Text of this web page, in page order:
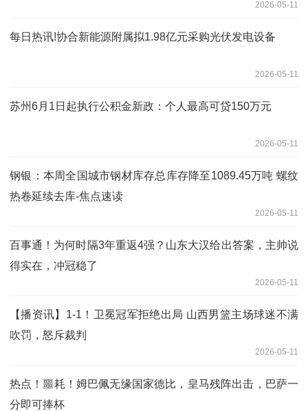
2026-05-11
每日热讯!协合新能源附属拟1.98亿元采购光伏发电设备
2026-05-11
苏州6月1日起执行公积金新政：个人最高可贷150万元
2026-05-11
钢银：本周全国城市钢材库存总库存降至1089.45万吨 螺纹
热卷延续去库-焦点速读
2026-05-11
百事通！为何时隔3年重返4强？山东大汉给出答案，主帅说
得实在，冲冠稳了
2026-05-11
【播资讯】1-1！卫冕冠军拒绝出局 山西男篮主场球迷不满
吹罚，怒斥裁判
2026-05-11
热点！噩耗！姆巴佩无缘国家德比，皇马残阵出击，巴萨一
分即可捧杯